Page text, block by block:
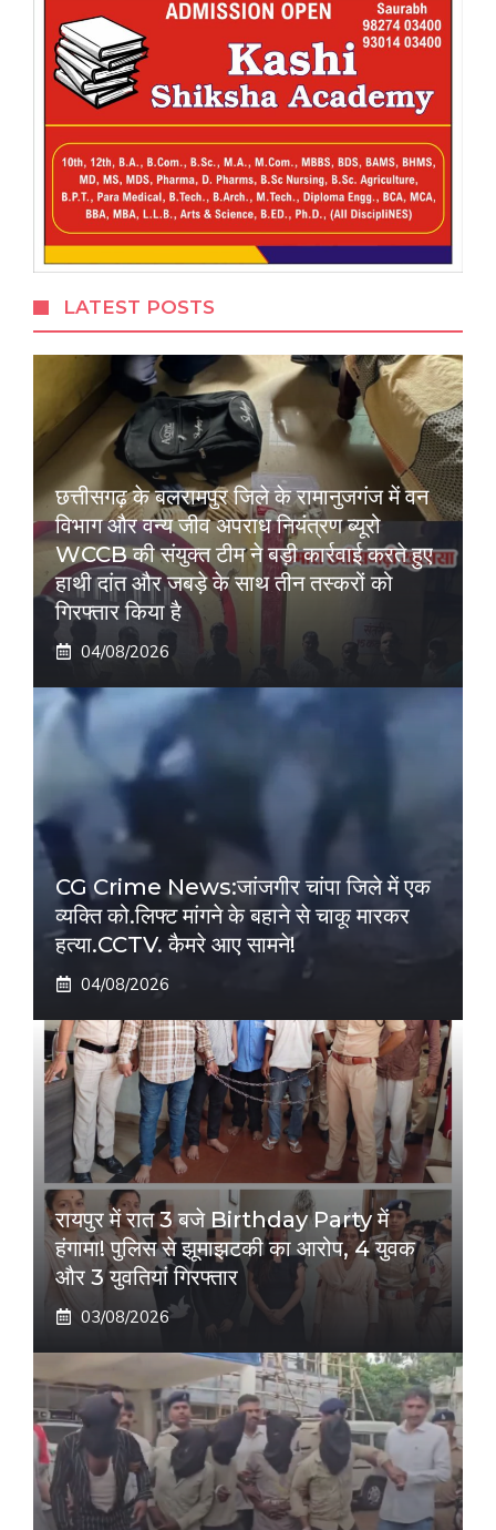
LATEST POSTS
छत्तीसगढ़ के बलरामपुर जिले के रामानुजगंज में वन
विभाग और वन्य जीव अपराध नियंत्रण ब्यूरो
WCCB की संयुक्त टीम ने बड़ी कार्रवाई करते हुए
हाथी दांत और जबड़े के साथ तीन तस्करों को
गिरफ्तार किया है
04/08/2026
CG Crime News:जांजगीर चांपा जिले में एक
व्यक्ति को.लिफ्ट मांगने के बहाने से चाकू मारकर
हत्या.CCTV. कैमरे आए सामने!
04/08/2026
रायपुर में रात 3 बजे Birthday Party में
हंगामा! पुलिस से झूमाझटकी का आरोप, 4 युवक
और 3 युवतियां गिरफ्तार
03/08/2026